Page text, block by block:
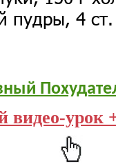
пудры, 4
видео-урок